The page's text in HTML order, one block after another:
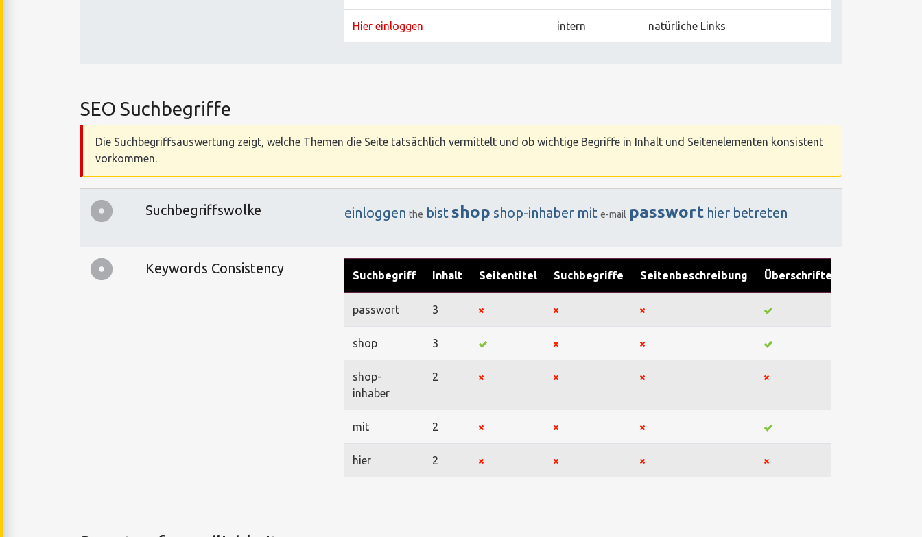
Hier einloggen intern natürliche Links
SEO Suchbegriffe
Die Suchbegriffsauswertung zeigt, welche Themen die Seite tatsächlich vermittelt und ob wichtige Begriffe in Inhalt und Seitenelementen konsistent
vorkommen.
Suchbegriffswolke einloggen the bistshop shop-inhaber mit e-mail passwort hier betreten
Keywords Consistency Suchbegriff Inhalt Seitentitel Suchbegriffe Seitenbeschreibung Überschriften
passwort 3
shop 3
shop-
inhaber
2
mit 2
hier 2